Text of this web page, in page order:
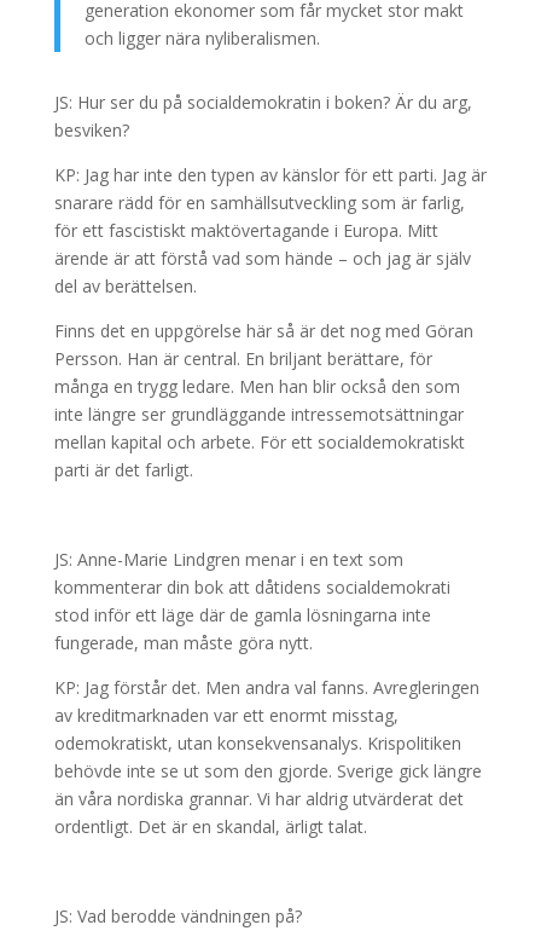
generation ekonomer som får mycket stor makt
och ligger nära nyliberalismen.
JS: Hur ser du på socialdemokratin i boken? Är du arg,
besviken?
KP: Jag har inte den typen av känslor för ett parti. Jag är
snarare rädd för en samhällsutveckling som är farlig,
för ett fascistiskt maktövertagande i Europa. Mitt
ärende är att förstå vad som hände – och jag är själv
del av berättelsen.
Finns det en uppgörelse här så är det nog med Göran
Persson. Han är central. En briljant berättare, för
många en trygg ledare. Men han blir också den som
inte längre ser grundläggande intressemotsättningar
mellan kapital och arbete. För ett socialdemokratiskt
parti är det farligt.
JS: Anne-Marie Lindgren menar i en text som
kommenterar din bok att dåtidens socialdemokrati
stod inför ett läge där de gamla lösningarna inte
fungerade, man måste göra nytt.
KP: Jag förstår det. Men andra val fanns. Avregleringen
av kreditmarknaden var ett enormt misstag,
odemokratiskt, utan konsekvensanalys. Krispolitiken
behövde inte se ut som den gjorde. Sverige gick längre
än våra nordiska grannar. Vi har aldrig utvärderat det
ordentligt. Det är en skandal, ärligt talat.
JS: Vad berodde vändningen på?